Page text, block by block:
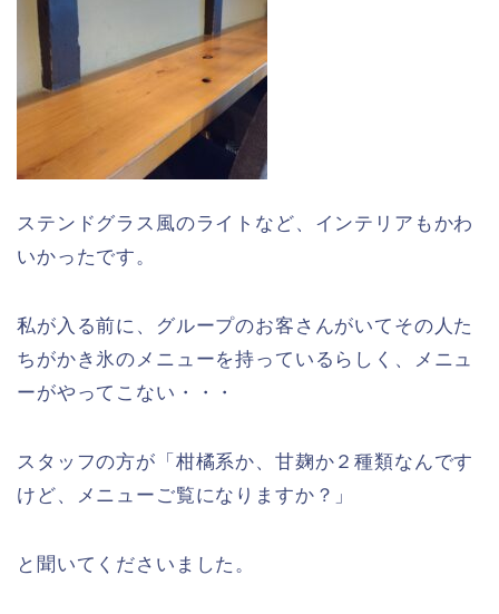
ステンドグラス風のライトなど、インテリアもかわ
いかったです。
私が入る前に、グループのお客さんがいてその人た
ちがかき氷のメニューを持っているらしく、メニュ
ーがやってこない・・・
スタッフの方が「柑橘系か、甘麹か２種類なんです
けど、メニューご覧になりますか？」
と聞いてくださいました。